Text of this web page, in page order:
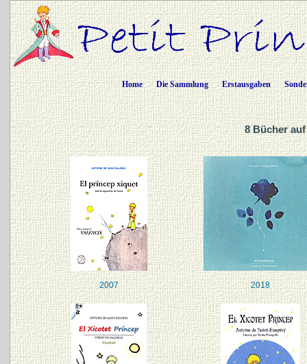
Home Die Sammlung Erstausgaben
8 Bücher
2007 2018